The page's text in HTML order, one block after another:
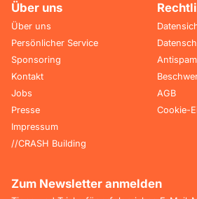
Über uns
Über uns
Persönlicher Service
Sponsoring
Kontakt
Jobs
Presse
Impressum
//CRASH Building
AGB
Cookie-
Zum Newsletter anmelden